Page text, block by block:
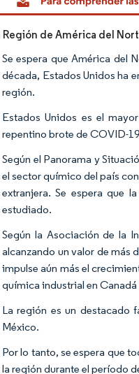
Región de América del
Se espera que América del
década, Estados Unidos ha
región.
Estados Unidos es el
repentino brote de COVID-
Según el Panorama y
el sector químico del país
extranjera. Se espera que
estudiado.
Según la Asociación de la
alcanzando un valor de más
impulse aún más el
química industrial en Canadá
La región es un destacado
México.
Por lo tanto, se espera que
la región durante el período